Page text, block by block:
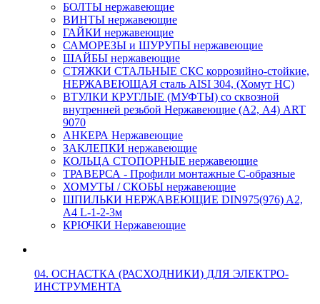
БОЛТЫ нержавеющие
ВИНТЫ нержавеющие
ГАЙКИ нержавеющие
САМОРЕЗЫ и ШУРУПЫ нержавеющие
ШАЙБЫ нержавеющие
СТЯЖКИ СТАЛЬНЫЕ СКС коррозийно-стойкие,
НЕРЖАВЕЮЩАЯ сталь AISI 304, (Хомут НС)
ВТУЛКИ КРУГЛЫЕ (МУФТЫ) со сквозной
внутренней резьбой Нержавеющие (А2, А4) ART
9070
АНКЕРА Нержавеющие
ЗАКЛЕПКИ нержавеющие
КОЛЬЦА СТОПОРНЫЕ нержавеющие
ТРАВЕРСА - Профили монтажные С-образные
ХОМУТЫ / СКОБЫ нержавеющие
ШПИЛЬКИ НЕРЖАВЕЮЩИЕ DIN975(976) A2,
А4 L-1-2-3м
КРЮЧКИ Нержавеющие
04. ОСНАСТКА (РАСХОДНИКИ) ДЛЯ ЭЛЕКТРО-
ИНСТРУМЕНТА